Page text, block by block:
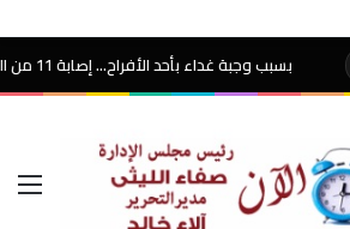
بسبب وجبة غداء بأحد الأفراح… إصابة 11 من المعازيم بنزلة معوية حادة بكفر البطيخ في دمياط..